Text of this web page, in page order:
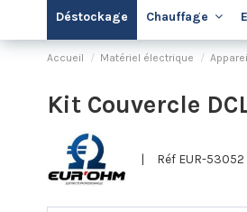
Déstockage Chauffage
Accueil Matériel électrique
Kit Couvercle
| Réf EUR-53052